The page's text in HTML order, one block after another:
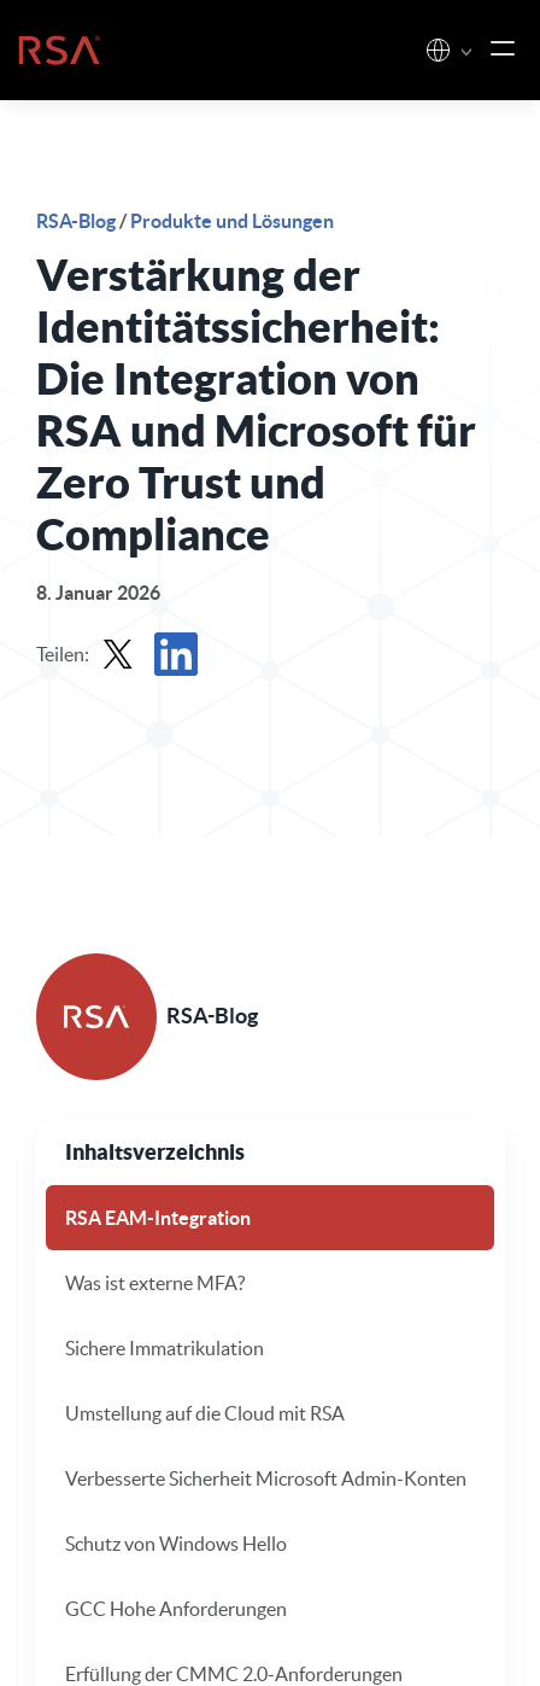
Startseite
RSA-Blog/Produkte und Lösungen
Verstärkung der
Identitätssicherheit:
Die Integration von
RSA und Microsoft für
Zero Trust und
Compliance
8. Januar 2026
Teilen:
RSA-Blog
Inhaltsverzeichnis
RSA EAM-Integration
Was ist externe MFA?
Sichere Immatrikulation
Umstellung auf die Cloud mit RSA
Verbesserte Sicherheit Microsoft Admin-Konten
Schutz von Windows Hello
GCC Hohe Anforderungen
Erfüllung der CMMC 2.0-Anforderungen